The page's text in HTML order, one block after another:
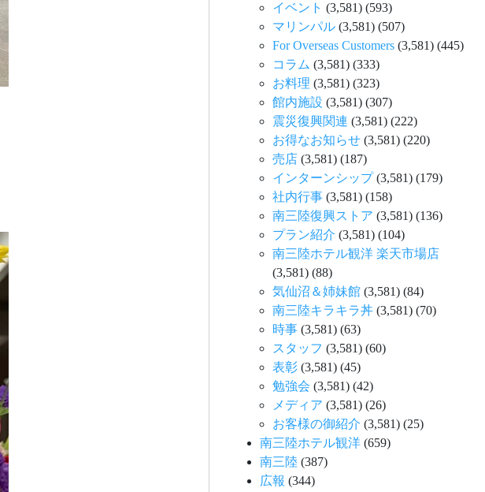
イベント (3,581) (593)
マリンパル (3,581) (507)
For Overseas Customers (3,581) (445)
コラム (3,581) (333)
お料理 (3,581) (323)
館内施設 (3,581) (307)
震災復興関連 (3,581) (222)
お得なお知らせ (3,581) (220)
売店 (3,581) (187)
インターンシップ(3,581) (179)
社内行事 (3,581) (158)
南三陸復興ストア (3,581) (136)
プラン紹介 (3,581) (104)
南三陸ホテル観洋 楽天市場店
(3,581) (88)
気仙沼＆姉妹館 (3,581) (84)
南三陸キラキラ丼 (3,581) (70)
時事 (3,581) (63)
スタッフ (3,581) (60)
表彰 (3,581) (45)
勉強会 (3,581) (42)
メディア (3,581) (26)
お客様の御紹介 (3,581) (25)
南三陸ホテル観洋 (659)
南三陸 (387)
広報 (344)